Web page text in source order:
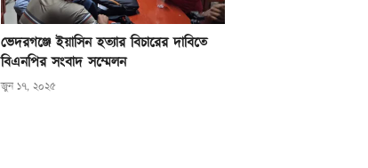
ভেদরগঞ্জে ইয়াসিন হত্যার বিচারের দাবিতে
বিএনপির সংবাদ সম্মেলন
জুন ১৭, ২০২৫